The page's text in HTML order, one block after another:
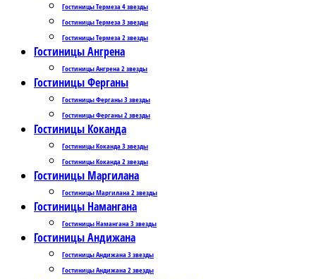
Гостиницы Термеза 4 звезды
Гостиницы Термеза 3 звезды
Гостиницы Термеза 2 звезды
Гостиницы Ангрена
Гостиницы Ангрена 2 звезды
Гостиницы Ферганы
Гостиницы Ферганы 3 звезды
Гостиницы Ферганы 2 звезды
Гостиницы Коканда
Гостиницы Коканда 3 звезды
Гостиницы Коканда 2 звезды
Гостиницы Маргилана
Гостиницы Маргилана 2 звезды
Гостиницы Намангана
Гостиницы Намангана 3 звезды
Гостиницы Андижана
Гостиницы Андижана 3 звезды
Гостиницы Андижана 2 звезды